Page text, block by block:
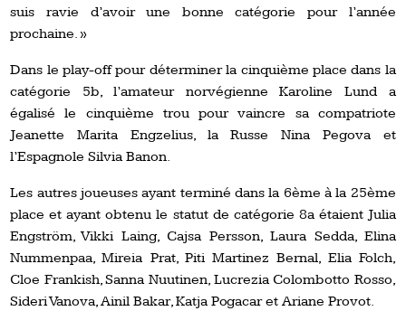
suis ravie d’avoir une bonne catégorie pour l’année
prochaine. »
Dans le play-off pour déterminer la cinquième place dans la
catégorie 5b, l’amateur norvégienne Karoline Lund a
égalisé le cinquième trou pour vaincre sa compatriote
Jeanette Marita Engzelius, la Russe Nina Pegova et
l’Espagnole Silvia Banon.
Les autres joueuses ayant terminé dans la 6ème à la 25ème
place et ayant obtenu le statut de catégorie 8a étaient Julia
Engström, Vikki Laing, Cajsa Persson, Laura Sedda, Elina
Nummenpaa, Mireia Prat, Piti Martinez Bernal, Elia Folch,
Cloe Frankish, Sanna Nuutinen, Lucrezia Colombotto Rosso,
Sideri Vanova, Ainil Bakar, Katja Pogacar et Ariane Provot.